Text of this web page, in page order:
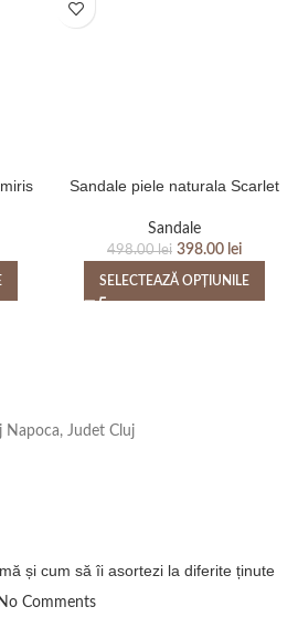
Sandale piele naturala Scarlet
Sandale
498.00lei 398.00 lei
SELECTEAZĂ OPȚIUNILE
Napoca, Judet Cluj
și cum să îi asortezi la diferite ținute
No Comments